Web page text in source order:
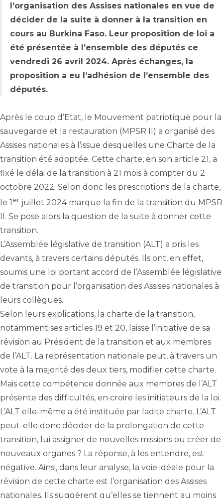
l’organisation des Assises nationales en vue de
décider de la suite à donner à la transition en
cours au Burkina Faso. Leur proposition de loi a
été présentée à l’ensemble des députés ce
vendredi 26 avril 2024. Après échanges, la
proposition a eu l’adhésion de l’ensemble des
députés.
Après le coup d’Etat, le Mouvement patriotique pour la
sauvegarde et la restauration (MPSR II) a organisé des
Assises nationales à l’issue desquelles une Charte de la
transition été adoptée. Cette charte, en son article 21, a
fixé le délai de la transition à 21 mois à compter du 2
octobre 2022. Selon donc les prescriptions de la charte,
le 1er juillet 2024 marque la fin de la transition du MPSR
II. Se pose alors la question de la suite à donner cette
transition.
L’Assemblée législative de transition (ALT) a pris les
devants, à travers certains députés. Ils ont, en effet,
soumis une loi portant accord de l’Assemblée législative
de transition pour l’organisation des Assises nationales à
leurs collègues.
Selon leurs explications, la charte de la transition,
notamment ses articles 19 et 20, laisse l’initiative de sa
révision au Président de la transition et aux membres
de l’ALT. La représentation nationale peut, à travers un
vote à la majorité des deux tiers, modifier cette charte.
Mais cette compétence donnée aux membres de l’ALT
présente des difficultés, en croire les initiateurs de la loi.
L’ALT elle-même a été instituée par ladite charte. L’ALT
peut-elle donc décider de la prolongation de cette
transition, lui assigner de nouvelles missions ou créer de
nouveaux organes ? La réponse, à les entendre, est
négative. Ainsi, dans leur analyse, la voie idéale pour la
révision de cette charte est l’organisation des Assises
nationales. Ils suggèrent qu’elles se tiennent au moins